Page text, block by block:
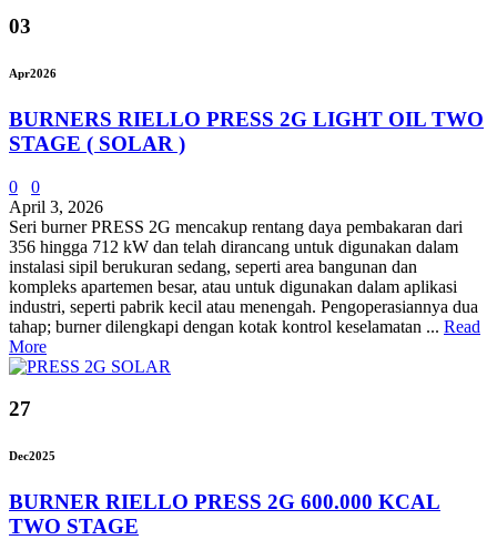
03
Apr2026
BURNERS RIELLO PRESS 2G LIGHT OIL TWO
STAGE ( SOLAR )
0
0
April 3, 2026
Seri burner PRESS 2G mencakup rentang daya pembakaran dari
356 hingga 712 kW dan telah dirancang untuk digunakan dalam
instalasi sipil berukuran sedang, seperti area bangunan dan
kompleks apartemen besar, atau untuk digunakan dalam aplikasi
industri, seperti pabrik kecil atau menengah. Pengoperasiannya dua
tahap; burner dilengkapi dengan kotak kontrol keselamatan ... Read
More
27
Dec2025
BURNER RIELLO PRESS 2G 600.000 KCAL
TWO STAGE